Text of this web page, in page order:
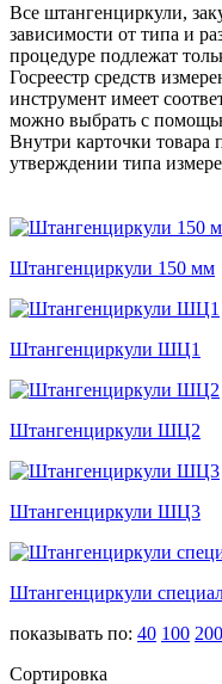
Все штангенциркули,
зависимости от типа и
процедуре подлежат
Госреестр средств
инструмент имеет
можно выбрать с
Внутри карточки товара
утверждении типа
Штангенциркули 150 мм
Штангенциркули ШЦ1
Штангенциркули ШЦ2
Штангенциркули ШЦ3
Штангенциркули
показывать по: 40 100 200
Сортировка